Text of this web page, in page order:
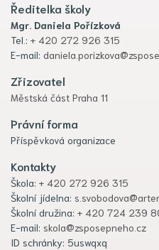
Ředitelka školy
Mgr. Daniela Pořízková
Tel.: + 420 272 926 315
E-mail:
Zřizovatel
Městská část Praha 11
Právní forma
Příspěvková organizace
Kontakty
Škola: + 420 272 926 315
Školní jídelna:
Školní družina: + 420 724 239
E-mail: skola@zsposepneho.cz
ID schránky: 5uswqxq